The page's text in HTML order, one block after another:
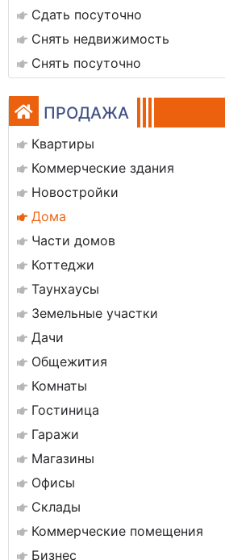
Сдать посуточно
Снять недвижимость
Снять посуточно
ПРОДАЖА
Квартиры
Коммерческие здания
Новостройки
Дома
Части домов
Коттеджи
Таунхаусы
Земельные участки
Дачи
Общежития
Комнаты
Гостиница
Гаражи
Магазины
Офисы
Склады
Коммерческие помещения
Бизнес